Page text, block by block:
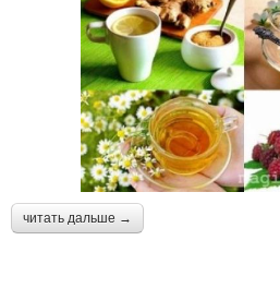
читать дальше →